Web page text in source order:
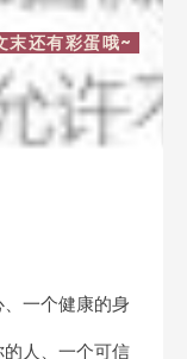
末还有彩蛋哦~
一个健康的身
人、一个可信